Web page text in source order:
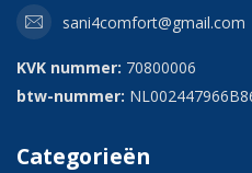
sani4comfort@gmail.com
KVK nummer: 70800006
btw-nummer:
Categorieën